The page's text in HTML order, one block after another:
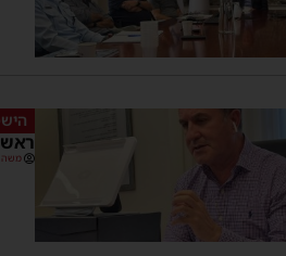
ראש
משה